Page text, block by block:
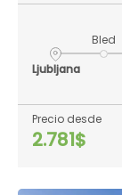
Ljubljana
Bled
Precio desde
2.781$